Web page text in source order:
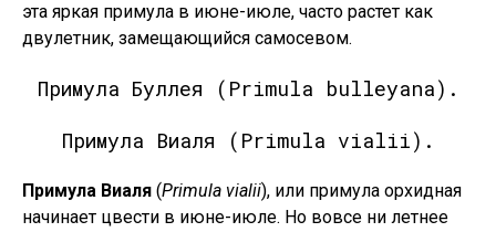
эта яркая примула в июне-июле, часто растет как
двулетник, замещающийся самосевом.
Примула Буллея (Primula bulleyana).
Примула Виаля (Primula vialii).
Примула Виаля (Primula vialii), или примула орхидная
начинает цвести в июне-июле. Но вовсе ни летнее